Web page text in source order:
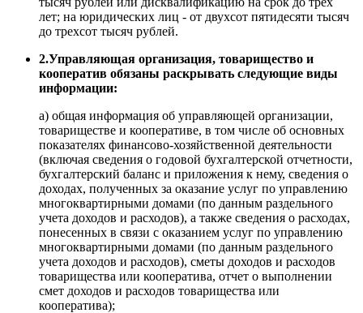
лет; на юридических лиц - от двухсот пятидесяти тысяч
до трехсот тысяч рублей.
2.Управляющая организация, товарищество и
кооператив обязаны раскрывать следующие виды
информации:
а) общая информация об управляющей организации,
товариществе и кооперативе, в том числе об основных
показателях финансово-хозяйственной деятельности
(включая сведения о годовой бухгалтерской отчетности,
бухгалтерский баланс и приложения к нему, сведения о
доходах, полученных за оказание услуг по управлению
многоквартирными домами (по данным раздельного
учета доходов и расходов), а также сведения о расходах,
понесенных в связи с оказанием услуг по управлению
многоквартирными домами (по данным раздельного
учета доходов и расходов), сметы доходов и расходов
товарищества или кооператива, отчет о выполнении
смет доходов и расходов товарищества или
кооператива);